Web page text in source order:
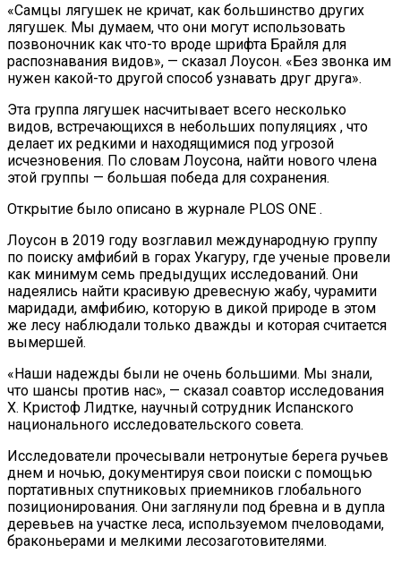
«Самцы лягушек не кричат, как большинство других
лягушек. Мы думаем, что они могут использовать
позвоночник как что-то вроде шрифта Брайля для
распознавания видов», — сказал Лоусон. «Без звонка им
нужен какой-то другой способ узнавать друг друга».
Эта группа лягушек насчитывает всего несколько
видов, встречающихся в небольших популяциях , что
делает их редкими и находящимися под угрозой
исчезновения. По словам Лоусона, найти нового члена
этой группы — большая победа для сохранения.
Открытие было описано в журнале PLOS ONE .
Лоусон в 2019 году возглавил международную группу
по поиску амфибий в горах Укагуру, где ученые провели
как минимум семь предыдущих исследований. Они
надеялись найти красивую древесную жабу, чурамити
маридади, амфибию, которую в дикой природе в этом
же лесу наблюдали только дважды и которая считается
вымершей.
«Наши надежды были не очень большими. Мы знали,
что шансы против нас», — сказал соавтор исследования
Х. Кристоф Лидтке, научный сотрудник Испанского
национального исследовательского совета.
Исследователи прочесывали нетронутые берега ручьев
днем ​​и ночью, документируя свои поиски с помощью
портативных спутниковых приемников глобального
позиционирования. Они заглянули под бревна и в дупла
деревьев на участке леса, используемом пчеловодами,
браконьерами и мелкими лесозаготовителями.